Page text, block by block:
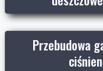
Przebudowa